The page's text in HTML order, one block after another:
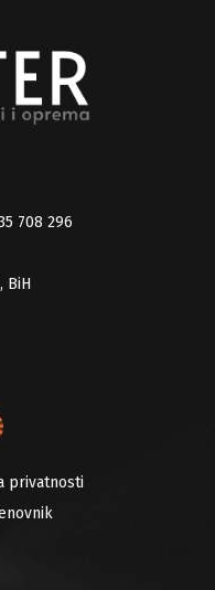
708 296
BiH
privatnosti